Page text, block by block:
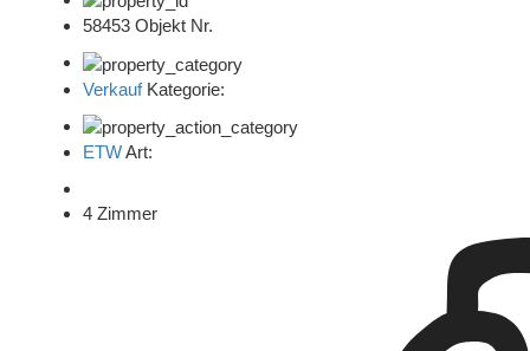
58453 Objekt Nr.
VerkaufKategorie:
ETWArt:
4 Zimmer